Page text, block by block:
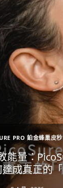
PRO 鉑金蜂巢皮
能量：
成真正的